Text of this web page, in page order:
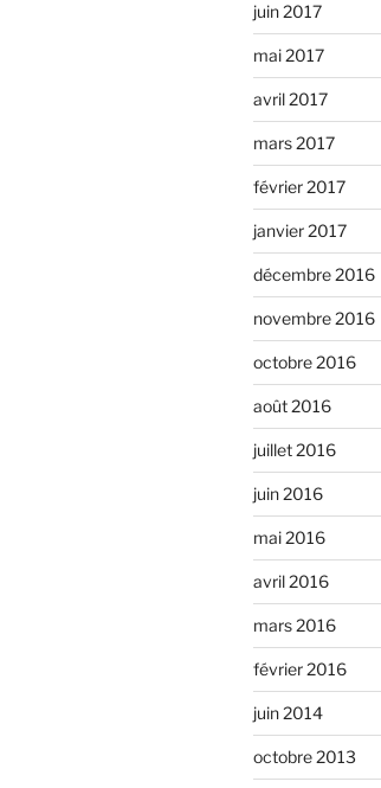
juin 2017
mai 2017
avril 2017
mars 2017
février 2017
janvier 2017
décembre 2016
novembre 2016
octobre 2016
août 2016
juillet 2016
juin 2016
mai 2016
avril 2016
mars 2016
février 2016
juin 2014
octobre 2013